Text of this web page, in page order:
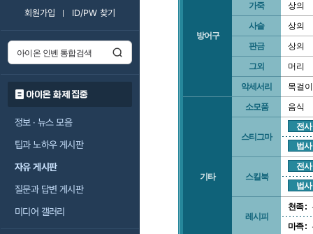
회원가입 ID/PW 찾기
아이온 화제 집중
정보 · 뉴스 모음
팁과 노하우 게시판
자유 게시판
질문과 답변 게시판
미디어 갤러리
방어구
가죽 상의
사슬 상의
판금 상의
그외 머리
악세서리 목걸이
기타
소모품 음식
스티그마
전사
법사
스킬북
전사
법사
레시피
천족 :
마족 :